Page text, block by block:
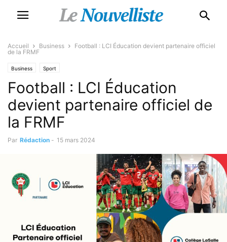
Accueil Business
Football : LCI Éducation devient partenaire officiel
de la FRMF
Business Sport
Football : LCI Éducation
devient partenaire officiel de
la FRMF
Par Rédaction - 15 mars 2024